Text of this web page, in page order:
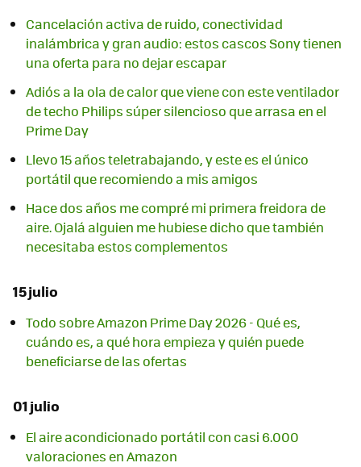
Cancelación activa de ruido, conectividad
inalámbrica y gran audio: estos cascos Sony tienen
una oferta para no dejar escapar
Adiós a la ola de calor que viene con este ventilador
de techo Philips súper silencioso que arrasa en el
Prime Day
Llevo 15 años teletrabajando, y este es el único
portátil que recomiendo a mis amigos
Hace dos años me compré mi primera freidora de
aire. Ojalá alguien me hubiese dicho que también
necesitaba estos complementos
15 julio
Todo sobre Amazon Prime Day 2026 - Qué es,
cuándo es, a qué hora empieza y quién puede
beneficiarse de las ofertas
01 julio
El aire acondicionado portátil con casi 6.000
valoraciones en Amazon